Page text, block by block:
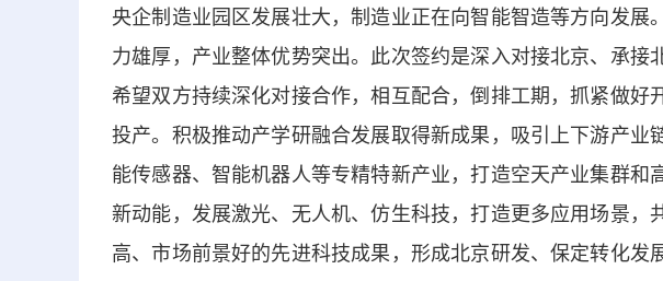
央企制造业园区发展壮大，制造业正在向智能智造等方向发展
力雄厚，产业整体优势突出。此次签约是深入对接北京、承接
希望双方持续深化对接合作，相互配合，倒排工期，抓紧做好
投产。积极推动产学研融合发展取得新成果，吸引上下游产业
能传感器、智能机器人等专精特新产业，打造空天产业集群和
新动能，发展激光、无人机、仿生科技，打造更多应用场景，
高、市场前景好的先进科技成果，形成北京研发、保定转化发